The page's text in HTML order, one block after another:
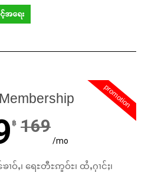
အရေး
promotion
฿ 169
/mo
ႇ၊ ရေႊတီႊဢူဝ်ႊ၊ ထႆႇႁၢင်ႈ၊